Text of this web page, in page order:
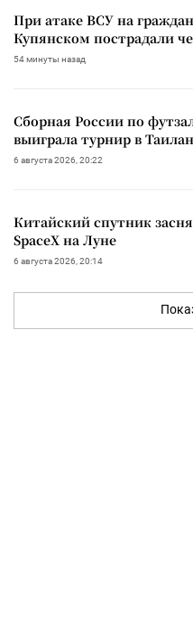
При атаке ВСУ на
Купянском пострадали
54 минуты назад
Сборная России по
выиграла турнир в
6 августа 2026, 20:22
Китайский спутник
SpaceX на Луне
6 августа 2026, 20:14